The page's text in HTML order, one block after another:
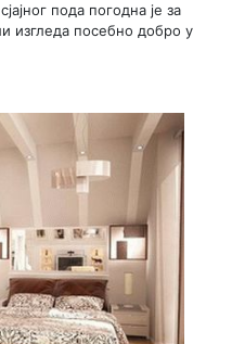
пода погодна је за
изгледа посебно добро у